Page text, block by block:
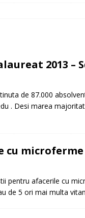
2013 –
de 87.000
. Desi marea
cu microferme
pentru afacerile cu
de 5 ori mai multa